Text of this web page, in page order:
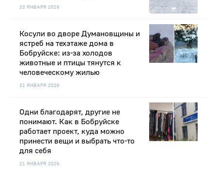
22 ЯНВАРЯ 2026
21 ЯНВАРЯ 2026
Косули во дворе Думановщины и
ястреб на техэтаже дома в
Бобруйске: из-за холодов
животные и птицы тянутся к
человеческому жилью
21 ЯНВАРЯ 2026
Одни благодарят, другие не
понимают. Как в Бобруйске
работает проект, куда можно
принести вещи и выбрать что-то
для себя